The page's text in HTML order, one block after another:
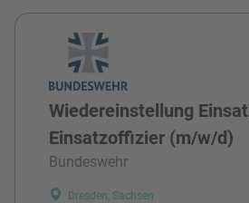
Wiedereinstellung
Einsatzoffizier (m/w/d)
Bundeswehr
Dresden, Sachsen